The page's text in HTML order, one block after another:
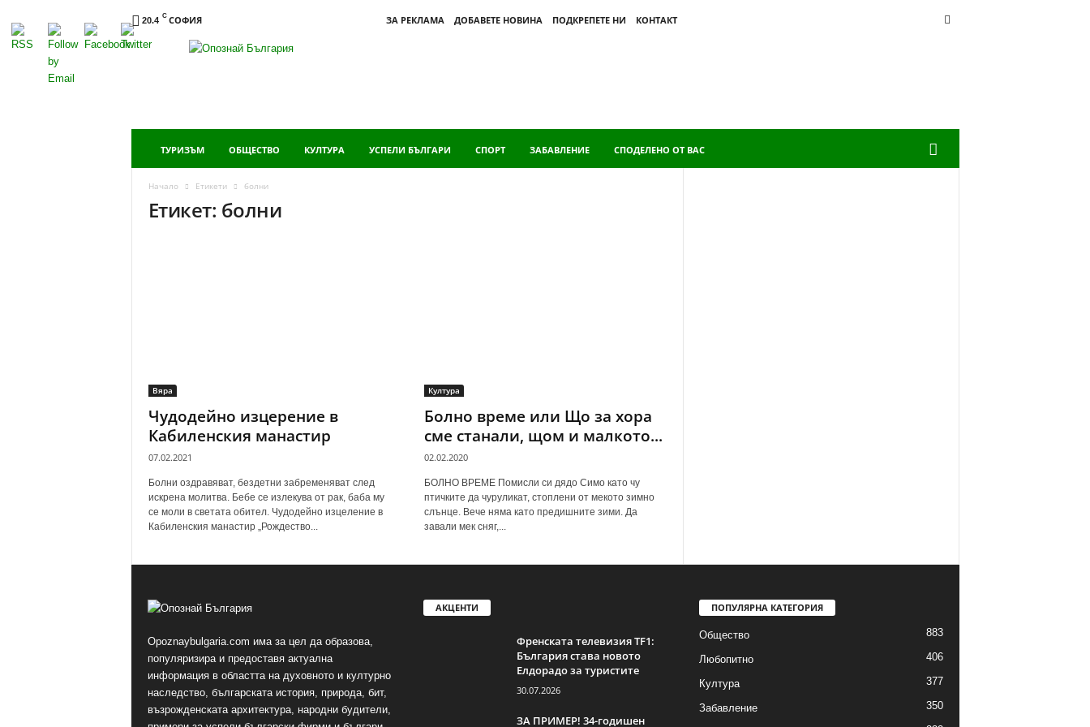
20.4 C СОФИЯ ЗА РЕКЛАМА ДОБАВЕТЕ НОВИНА ПОДКРЕПЕТЕ НИ
КОНТАКТ
Опознай
ТУРИЗЪМ ОБЩЕСТВО КУЛТУРА УСПЕЛИ БЪЛГАРИ СПОРТ ЗАБАВЛЕНИЕ СПОДЕЛЕНО ОТ ВАС
Начало Етикети болни
Етикет: болни
Вяра
Чудодейно изцерение в
Кабиленския манастир
07.02.2021
Болни оздравяват, бездетни забременяват след
искрена молитва. Бебе се излекува от рак, баба му
се моли в светата обител. Чудодейно изцеление в
Кабиленския манастир „Рождество...
Култура
Болно време или Що за хора
сме станали, щом и малкото...
02.02.2020
БОЛНО ВРЕМЕ Помисли си дядо Симо като чу
птичките да чуруликат, стоплени от мекото зимно
слънце. Вече няма като предишните зими. Да
завали мек сняг,...
Opoznaybulgaria.com има за цел да образова,
популяризира и предоставя актуална
информация в областта на духовното и културно
наследство, българската история, природа, бит,
възрожденската архитектура, народни будители,
АКЦЕНТИ
Френската телевизия TF1:
България става новото
Елдорадо за туристите
30.07.2026
ЗА ПРИМЕР! 34-годишен
ПОПУЛЯРНА КАТЕГОРИЯ
Общество 883
Любопитно 406
Култура 377
Забавление 350